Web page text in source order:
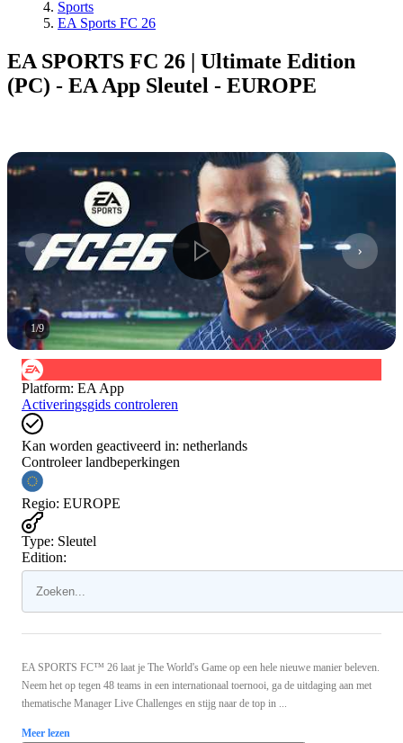
Sports
EA Sports FC 26
EA SPORTS FC 26 | Ultimate Edition
(PC) - EA App Sleutel - EUROPE
1/9
Platform: EA App
Activeringsgids controleren
Kan worden geactiveerd in: netherlands
Controleer landbeperkingen
Regio: EUROPE
Type: Sleutel
Edition:
EA SPORTS FC™ 26 laat je The World's Game op een hele nieuwe manier beleven.
Neem het op tegen 48 teams in een internationaal toernooi, ga de uitdaging aan met
thematische Manager Live Challenges en stijg naar de top in ...
Meer lezen